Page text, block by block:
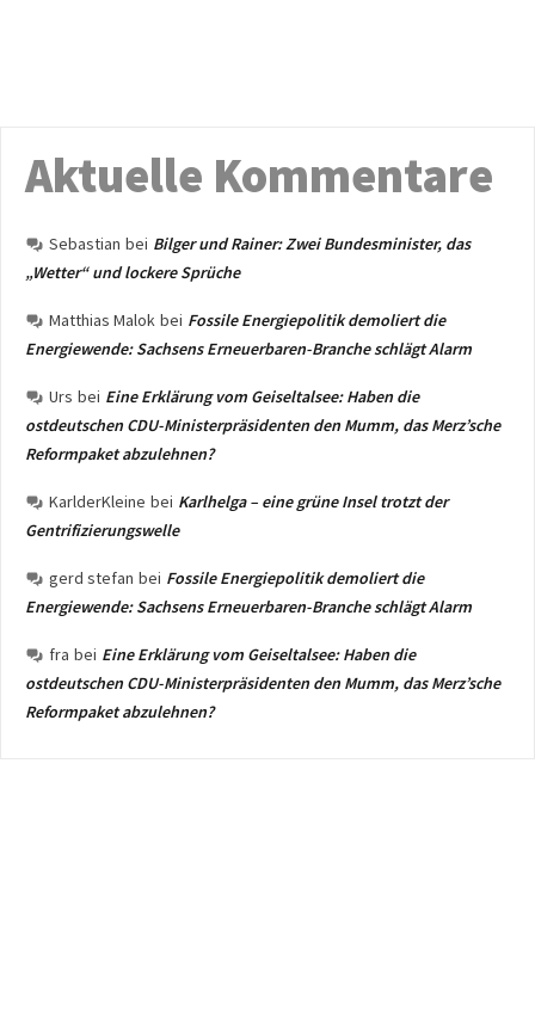
Aktuelle Kommentare
Sebastian bei Bilger und Rainer: Zwei Bundesminister, das
„Wetter“ und lockere Sprüche
Matthias Malok bei Fossile Energiepolitik demoliert die
Energiewende: Sachsens Erneuerbaren-Branche schlägt Alarm
Urs bei Eine Erklärung vom Geiseltalsee: Haben die
ostdeutschen CDU-Ministerpräsidenten den Mumm, das Merz’sche
Reformpaket abzulehnen?
KarlderKleine bei Karlhelga – eine grüne Insel trotzt der
Gentrifizierungswelle
gerd stefan bei Fossile Energiepolitik demoliert die
Energiewende: Sachsens Erneuerbaren-Branche schlägt Alarm
fra bei Eine Erklärung vom Geiseltalsee: Haben die
ostdeutschen CDU-Ministerpräsidenten den Mumm, das Merz’sche
Reformpaket abzulehnen?